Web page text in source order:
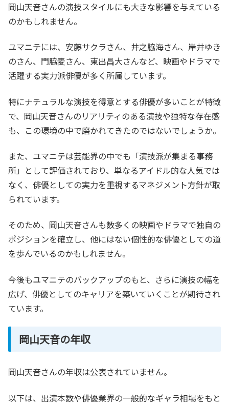
岡山天音さんの演技スタイルにも大きな影響を与えている
のかもしれません。
ユマニテには、安藤サクラさん、井之脇海さん、岸井ゆき
のさん、門脇麦さん、東出昌大さんなど、映画やドラマで
活躍する実力派俳優が多く所属しています。
特にナチュラルな演技を得意とする俳優が多いことが特徴
で、岡山天音さんのリアリティのある演技や独特な存在感
も、この環境の中で磨かれてきたのではないでしょうか。
また、ユマニテは芸能界の中でも「演技派が集まる事務
所」として評価されており、単なるアイドル的な人気では
なく、俳優としての実力を重視するマネジメント方針が取
られています。
そのため、岡山天音さんも数多くの映画やドラマで独自の
ポジションを確立し、他にはない個性的な俳優としての道
を歩んでいるのかもしれません。
今後もユマニテのバックアップのもと、さらに演技の幅を
広げ、俳優としてのキャリアを築いていくことが期待され
ています。
岡山天音の年収
岡山天音さんの年収は公表されていません。
以下は、出演本数や俳優業界の一般的なギャラ相場をもと